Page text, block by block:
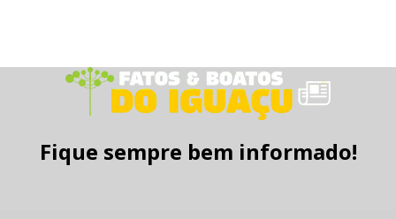
Fique sempre bem informado!